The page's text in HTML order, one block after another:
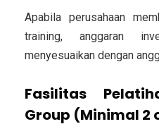
Apabila perusahaan
training, anggaran
menyesuaikan dengan
Fasilitas
Group (Minimal 2